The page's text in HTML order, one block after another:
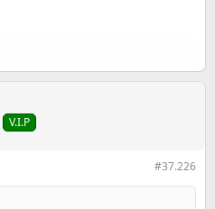
V.I.P
#37.226